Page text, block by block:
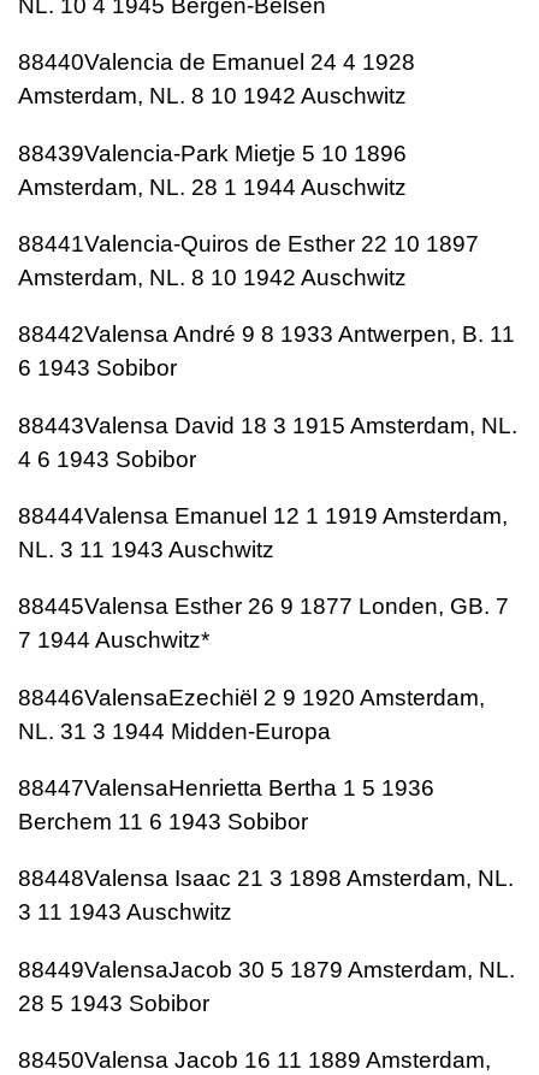
NL. 10 4 1945 Bergen-Belsen
88440Valencia de Emanuel 24 4 1928
Amsterdam, NL. 8 10 1942 Auschwitz
88439Valencia-Park Mietje 5 10 1896
Amsterdam, NL. 28 1 1944 Auschwitz
88441Valencia-Quiros de Esther 22 10 1897
Amsterdam, NL. 8 10 1942 Auschwitz
88442Valensa André 9 8 1933 Antwerpen, B. 11
6 1943 Sobibor
88443Valensa David 18 3 1915 Amsterdam, NL.
4 6 1943 Sobibor
88444Valensa Emanuel 12 1 1919 Amsterdam,
NL. 3 11 1943 Auschwitz
88445Valensa Esther 26 9 1877 Londen, GB. 7
7 1944 Auschwitz*
88446ValensaEzechiël 2 9 1920 Amsterdam,
NL. 31 3 1944 Midden-Europa
88447ValensaHenrietta Bertha 1 5 1936
Berchem 11 6 1943 Sobibor
88448Valensa Isaac 21 3 1898 Amsterdam, NL.
3 11 1943 Auschwitz
88449ValensaJacob 30 5 1879 Amsterdam, NL.
28 5 1943 Sobibor
88450Valensa Jacob 16 11 1889 Amsterdam,